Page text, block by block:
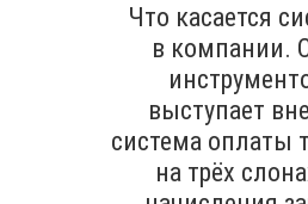
Что касается
в
выступает
система оплаты
на трёх